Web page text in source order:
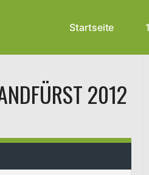
Startseite
2012